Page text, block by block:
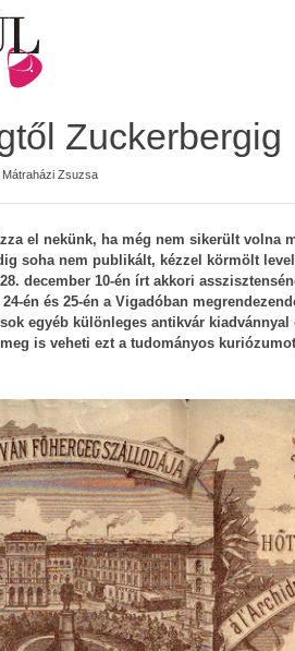
Zuckerbergig
Mátraházi Zsuzsa
el nekünk, ha még nem sikerült volna
soha nem publikált, kézzel körmölt
december 10-én írt akkori
én és 25-én a Vigadóban
egyéb különleges antikvár kiadvánnyal
is veheti ezt a tudományos